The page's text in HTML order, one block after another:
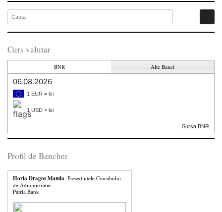
Curs valutar
BNR Alte Banci
06.08.2026
1 EUR = lei
1 USD = lei
Sursa BNR
Profil de Bancher
Horia Dragos Manda, Presedintele Consiliului
de Administratie
Patria Bank